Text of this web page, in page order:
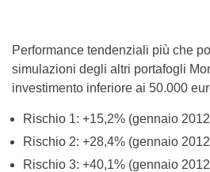
Performance tendenziali più che
simulazioni degli altri portafogli
investimento inferiore ai 50.000
Rischio 1: +15,2% (gennaio
Rischio 2: +28,4% (gennaio
Rischio 3: +40,1% (gennaio